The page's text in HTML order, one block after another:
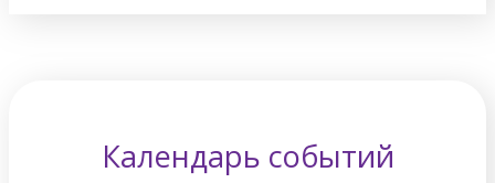
Календарь событий